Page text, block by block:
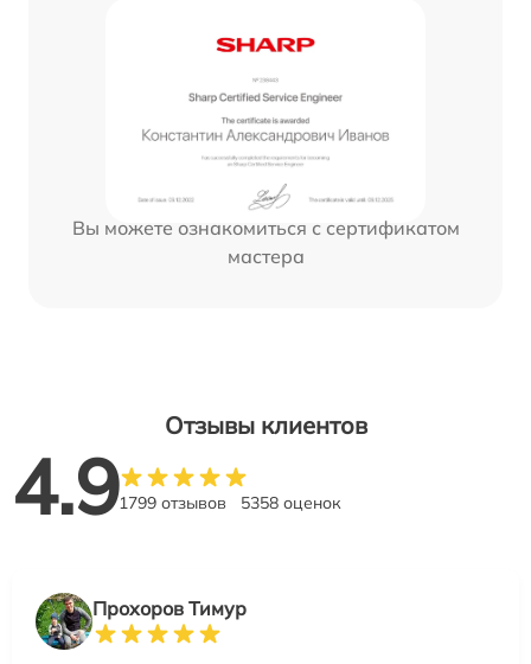
Вы можете ознакомиться с сертификатом
мастера
Отзывы клиентов
4.91799 отзывов 5358 оценок
Прохоров Тимур